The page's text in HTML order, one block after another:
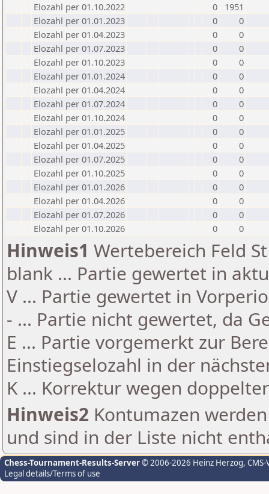
Elozahl per 01.10.2022
0
1951
Elozahl per 01.01.2023
0
0
Elozahl per 01.04.2023
0
0
Elozahl per 01.07.2023
0
0
Elozahl per 01.10.2023
0
0
Elozahl per 01.01.2024
0
0
Elozahl per 01.04.2024
0
0
Elozahl per 01.07.2024
0
0
Elozahl per 01.10.2024
0
0
Elozahl per 01.01.2025
0
0
Elozahl per 01.04.2025
0
0
Elozahl per 01.07.2025
0
0
Elozahl per 01.10.2025
0
0
Elozahl per 01.01.2026
0
0
Elozahl per 01.04.2026
0
0
Elozahl per 01.07.2026
0
0
Elozahl per 01.10.2026
0 0
Hinweis1 Wertebereich Feld
blank ... Partie gewertet in
V ... Partie gewertet in
- ... Partie nicht gewertet, da
E ... Partie vorgemerkt zur
Einstiegselozahl in der
K ... Korrektur wegen
Hinweis2 Kontumazen
und sind in der Liste nicht
Chess-Tournament-Results-Server© 2006-2026 Heinz Herzog,
Legal details/Terms of use